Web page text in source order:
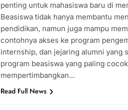
penting untuk mahasiswa baru di
Beasiswa tidak hanya membantu
pendidikan, namun juga mampu
contohnya akses ke program
internship, dan jejaring alumni yang
program beasiswa yang paling
mempertimbangkan…
Read Full News